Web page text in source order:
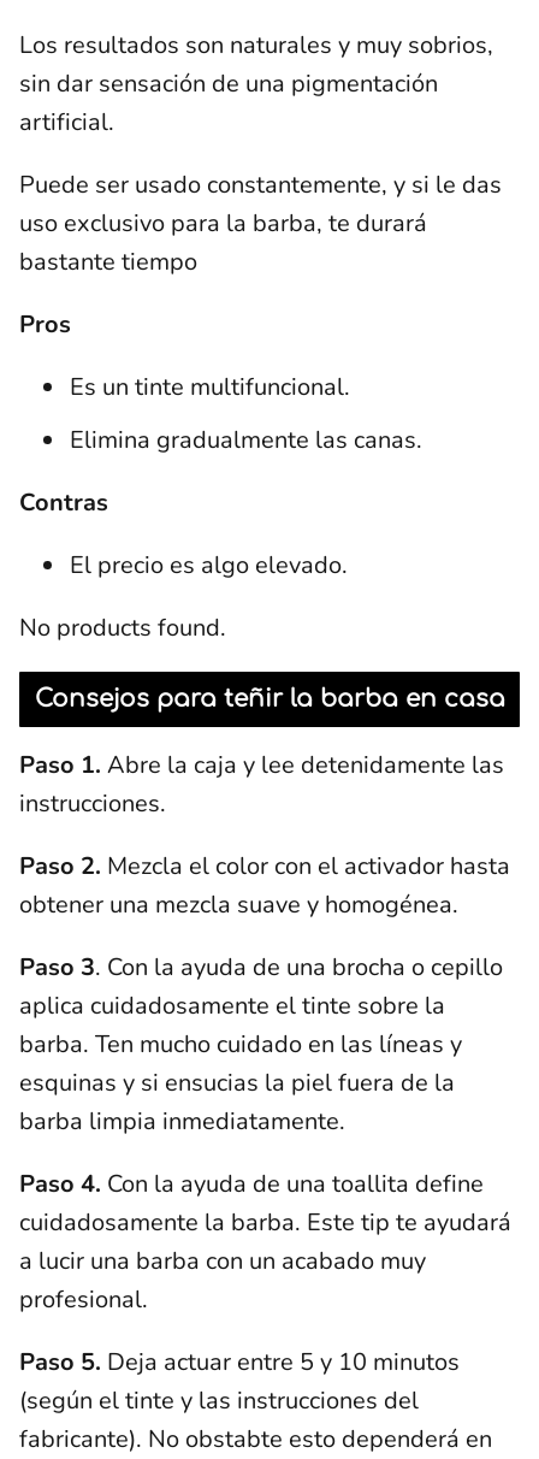
Los resultados son naturales y muy sobrios,
sin dar sensación de una pigmentación
artificial.
Puede ser usado constantemente, y si le das
uso exclusivo para la barba, te durará
bastante tiempo
Pros
Es un tinte multifuncional.
Elimina gradualmente las canas.
Contras
El precio es algo elevado.
No products found.
Consejos para teñir la barba en casa
Paso 1. Abre la caja y lee detenidamente las
instrucciones.
Paso 2. Mezcla el color con el activador hasta
obtener una mezcla suave y homogénea.
Paso 3. Con la ayuda de una brocha o cepillo
aplica cuidadosamente el tinte sobre la
barba. Ten mucho cuidado en las líneas y
esquinas y si ensucias la piel fuera de la
barba limpia inmediatamente.
Paso 4. Con la ayuda de una toallita define
cuidadosamente la barba. Este tip te ayudará
a lucir una barba con un acabado muy
profesional.
Paso 5. Deja actuar entre 5 y 10 minutos
(según el tinte y las instrucciones del
fabricante). No obstabte esto dependerá en